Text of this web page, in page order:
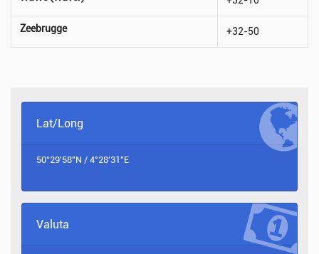
Zeebrugge +32-50
Lat/Long
50°29'58"N / 4°28'31"E
Valuta